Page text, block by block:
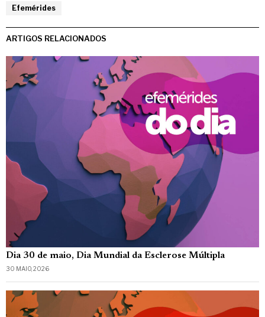
Efemérides
ARTIGOS RELACIONADOS
Dia 30 de maio, Dia Mundial da Esclerose Múltipla
30 MAIO, 2026